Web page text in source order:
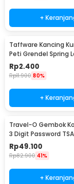
+
Taffware Kancing
Peti Grendel Spring
Stainless Steel S -
Rp2.400
Rp11.900 80%
+
Travel-O Gembok
3 Digit Password
Suitcase Luggage -
Rp49.100
Rp82.900 41%
+